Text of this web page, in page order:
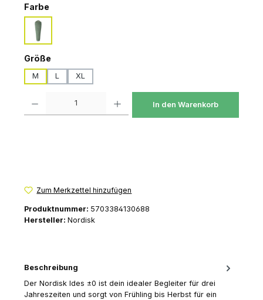
Farbeauswählen
hedge-green
Größeauswählen
M L XL
In den Warenkorb
Zum Merkzettel hinzufügen
Produktnummer: 5703384130688
Hersteller: Nordisk
Beschreibung
Der Nordisk Ides ±0 ist dein idealer Begleiter für drei
Jahreszeiten und sorgt von Frühling bis Herbst für ein